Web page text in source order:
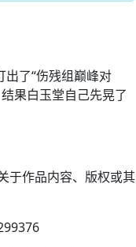
了“伤残组巅峰对
果白玉堂自己先晃了
于作品内容、版权或其